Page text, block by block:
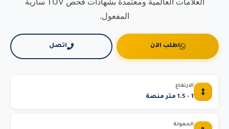
العلامات العالمية ومعتمدة بشهادات فحص TUV سارية
المفعول.
اطلب الآن اتصل
الارتفاع
1 - 1.5 متر منصة
الحمولة